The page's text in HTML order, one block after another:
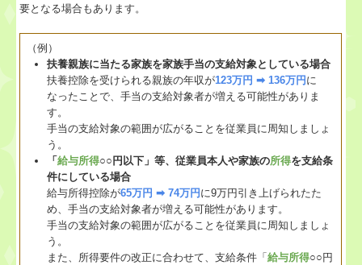
要となる場合もあります。
（例）
扶養親族に当たる家族を家族手当の支給対象としている場合
扶養控除を受けられる親族の年収が123万円 ➡ 136万円 に
なったことで、手当の支給対象者が増える可能性がありま
す。
手当の支給対象の範囲が広がることを従業員に周知しましょ
う。
「給与所得○○円以下」等、従業員本人や家族の所得を支給条
件にしている場合
給与所得控除が65万円 ➡ 74万円 に9万円引き上げられたた
め、手当の支給対象者が増える可能性があります。
手当の支給対象の範囲が広がることを従業員に周知しましょ
う。
また、所得要件の改正に合わせて、支給条件「給与所得○○円